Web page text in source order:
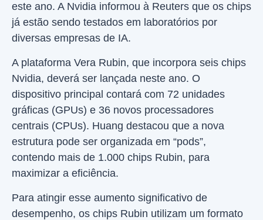
este ano. A Nvidia informou à Reuters que os chips
já estão sendo testados em laboratórios por
diversas empresas de IA.
A plataforma Vera Rubin, que incorpora seis chips
Nvidia, deverá ser lançada neste ano. O
dispositivo principal contará com 72 unidades
gráficas (GPUs) e 36 novos processadores
centrais (CPUs). Huang destacou que a nova
estrutura pode ser organizada em “pods”,
contendo mais de 1.000 chips Rubin, para
maximizar a eficiência.
Para atingir esse aumento significativo de
desempenho, os chips Rubin utilizam um formato